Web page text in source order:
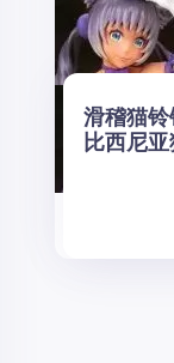
滑稽猫
比西尼